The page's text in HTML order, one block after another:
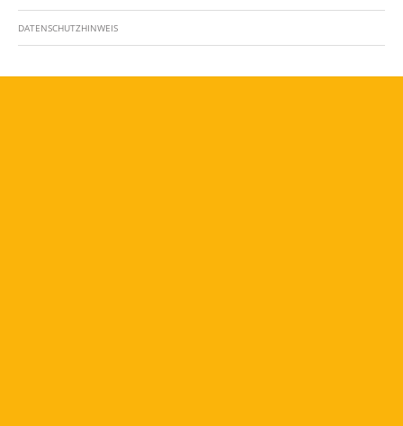
DATENSCHUTZHINWEIS